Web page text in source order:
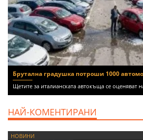
Брутална градушка потроши 1000
Щетите за италианската автокъща се оценяват
НАЙ-КОМЕНТИРАНИ
НОВИНИ